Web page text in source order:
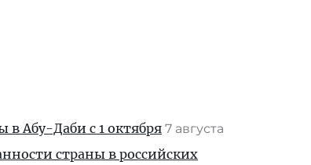
Абу-Даби с 1 октября 7 августа
страны в российских